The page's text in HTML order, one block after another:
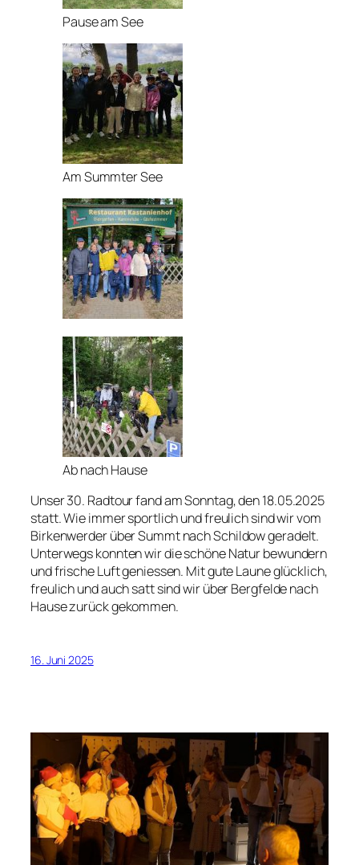
Pause am See
Am Summter See
Ab nach Hause
Unser 30. Radtour fand am Sonntag, den 18.05.2025
statt. Wie immer sportlich und freulich sind wir vom
Birkenwerder über Summt nach Schildow geradelt.
Unterwegs konnten wir die schöne Natur bewundern
und frische Luft geniessen. Mit gute Laune glücklich,
freulich und auch satt sind wir über Bergfelde nach
Hause zurück gekommen.
16. Juni 2025